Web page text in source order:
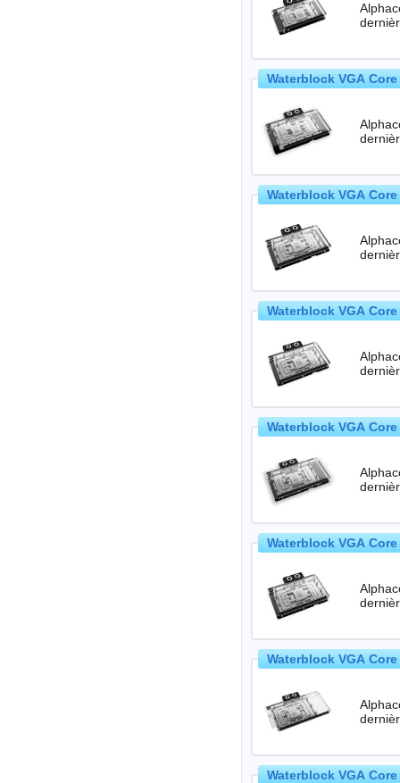
Waterblock VGA
Waterblock VGA
Waterblock VGA
Waterblock VGA
Waterblock VGA
Waterblock VGA
Waterblock VGA